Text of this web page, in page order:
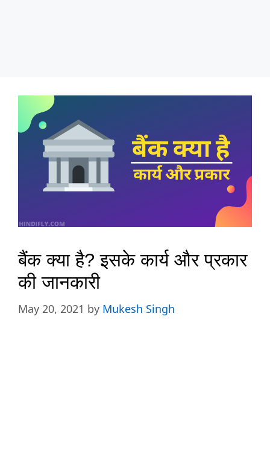
बैंक क्या है? इसके कार्य और प्रकार
की जानकारी
May 20, 2021 by Mukesh Singh